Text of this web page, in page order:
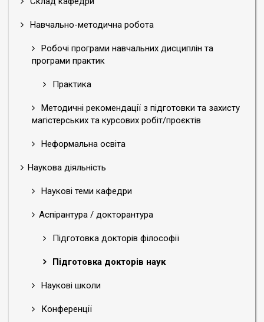
Навчально-методична робота
Робочі програми навчальних дисциплін та
програми практик
Практика
Методичні рекомендації з підготовки та захисту
магістерських та курсових робіт/проєктів
Неформальна освіта
Наукова діяльність
Наукові теми кафедри
Аспірантура / докторантура
Підготовка докторів філософії
Підготовка докторів наук
Наукові школи
Конференції
компаративістики і грінченкознавства Факультету
університету імені Бориса Грінченка.
Хамедова Ольга Анатоліївна (2018)
Спеціальність: 035 «Філологія».
Тема наукового дослідження: «Гендерний дисплей
української преси 1920-1930-х років: репрезентації та
Науковий консультант: Васьків Микола Степанович,
журналістики і нових медіа Факультету журналістики
Київського університету імені Бориса Грінченка.
Шовкопляс Галина Євгеніївна (2018)
Рік вступу: 2018
Тема наукового дослідження: «Дискурс модернізму в
аристотелівські форми драми».